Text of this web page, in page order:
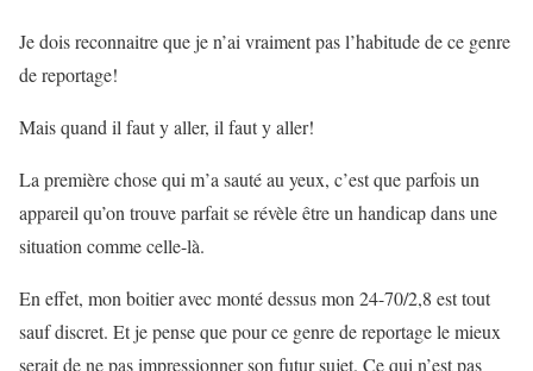
Je dois reconnaitre que je n’ai vraiment pas l’habitude de ce genre
de reportage!
Mais quand il faut y aller, il faut y aller!
La première chose qui m’a sauté au yeux, c’est que parfois un
appareil qu’on trouve parfait se révèle être un handicap dans une
situation comme celle-là.
En effet, mon boitier avec monté dessus mon 24-70/2,8 est tout
sauf discret. Et je pense que pour ce genre de reportage le mieux
serait de ne pas impressionner son futur sujet. Ce qui n’est pas